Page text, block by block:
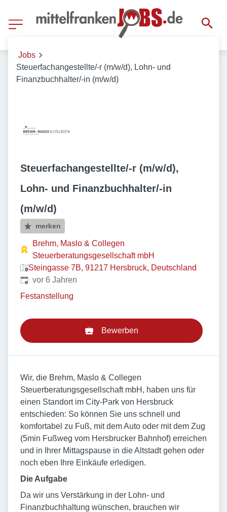
Jobs
Steuerfachangestellte/-r (m/w/d), Lohn- und
Finanzbuchhalter/-in (m/w/d)
Steuerfachangestellte/-r (m/w/d),
Lohn- und Finanzbuchhalter/-in
(m/w/d)
merken
Brehm, Maslo & Collegen
Steuerberatungsgesellschaft mbH
Steingasse 7B, 91217 Hersbruck, Deutschland
Veröffentlicht:
vor 6 Jahren
Festanstellung
Bewerben
Wir, die Brehm, Maslo & Collegen
Steuerberatungsgesellschaft mbH, haben uns für
einen Standort im City-Park von Hersbruck
entschieden: So können Sie uns schnell und
komfortabel zu Fuß, mit dem Auto oder mit dem Zug
(5min Fußweg vom Hersbrucker Bahnhof) erreichen
und in Ihrer Mittagspause in die Altstadt gehen oder
noch eben Ihre Einkäufe erledigen.
Die Aufgabe
Da wir uns Verstärkung in der Lohn- und
Finanzbuchhaltung wünschen, brauchen wir